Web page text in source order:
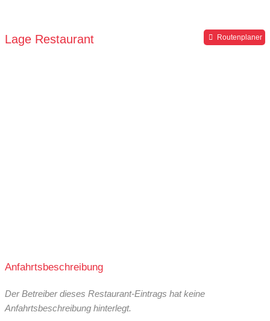
Lage Restaurant Routenplaner
Anfahrtsbeschreibung
Der Betreiber dieses Restaurant-Eintrags hat keine
Anfahrtsbeschreibung hinterlegt.